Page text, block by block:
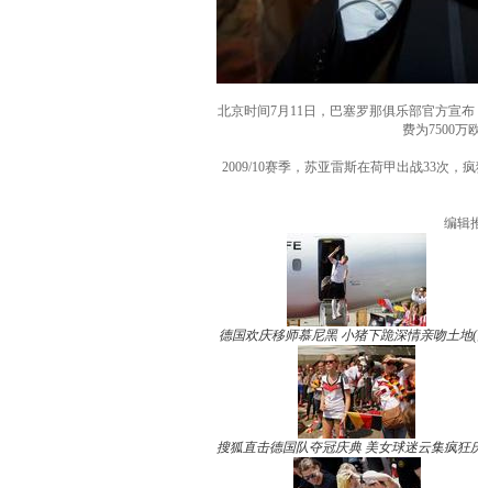
北京时间7月11日，巴塞罗那俱乐部官方宣
费为7500万
2009/10赛季，苏亚雷斯在荷甲出战33次，
编辑
德国欢庆移师慕尼黑 小猪下跪深情亲吻土地
搜狐直击德国队夺冠庆典 美女球迷云集疯狂